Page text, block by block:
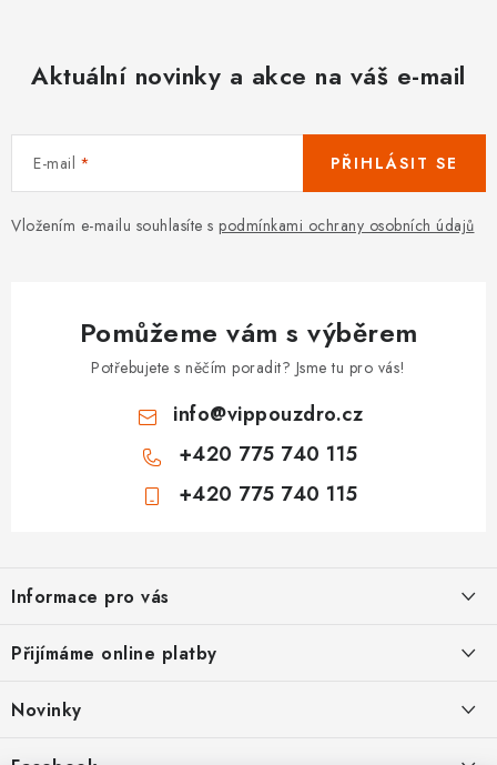
Aktuální novinky a akce na váš e-mail
E-mail
Vložením e-mailu souhlasíte s podmínkami ochrany osobních údajů
PŘIHLÁSIT SE
Pomůžeme vám s výběrem
Potřebujete s něčím poradit? Jsme tu pro vás!
info@vippouzdro.cz
+420 775 740 115
+420 775 740 115
p
a
Informace pro vás
Jak nakupovat
Ochrana osobních údajů
Přijímáme online platby
Novinky
Kryty, pouzdra, obaly na mobil Apple iPhone.